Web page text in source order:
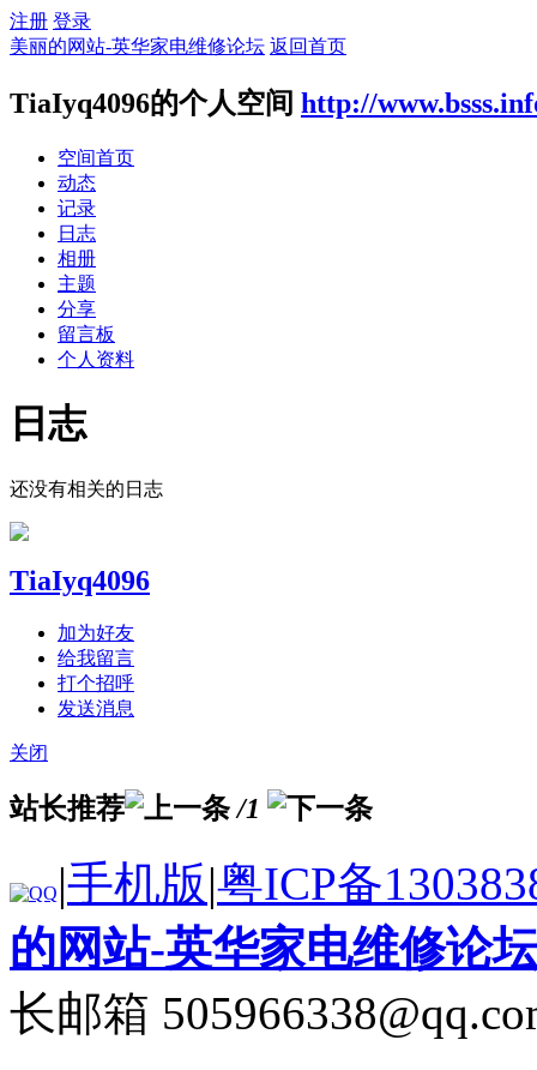
注册 登录
美丽的网站-英华家电维修论坛 返回首页
TiaIyq4096的个人空间 http://
空间首页
动态
记录
日志
相册
主题
分享
留言板
个人资料
日志
还没有相关的日志
TiaIyq4096
加为好友
给我留言
打个招呼
发送消息
关闭
站长推荐 /1
|手机版|粤ICP备
的网站-英华家电维修论
长邮箱